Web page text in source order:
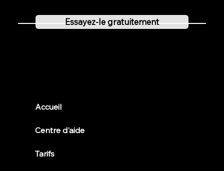
Essayez-le gratuitement
Accueil
Centre d'aide
Tarifs